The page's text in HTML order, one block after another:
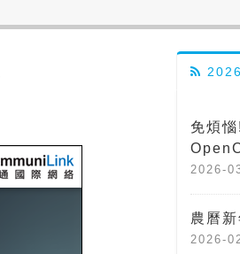
免煩
2026-
農曆
2026-